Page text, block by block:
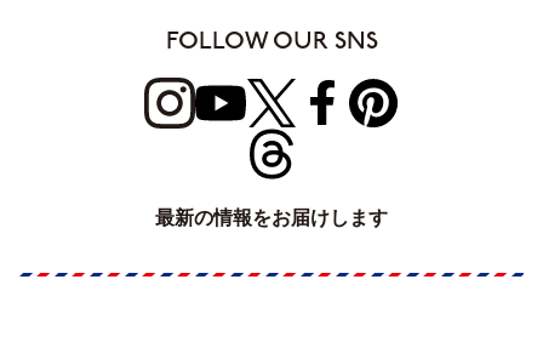
FOLLOW OUR SNS
最新の情報をお届けします